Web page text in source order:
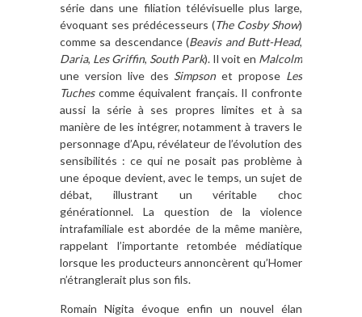
série dans une filiation télévisuelle plus large,
évoquant ses prédécesseurs (The Cosby Show)
comme sa descendance (Beavis and Butt-Head,
Daria, Les Griffin, South Park). Il voit en Malcolm
une version live des Simpsonet propose Les
Tuchescomme équivalent français. Il confronte
aussi la série à ses propres limites et à sa
manière de les intégrer, notamment à travers le
personnage d’Apu, révélateur de l’évolution des
sensibilités : ce qui ne posait pas problème à
une époque devient, avec le temps, un sujet de
débat, illustrant un véritable choc
générationnel. La question de la violence
intrafamiliale est abordée de la même manière,
rappelant l’importante retombée médiatique
lorsque les producteurs annoncèrent qu’Homer
n’étranglerait plus son fils.
Romain Nigita évoque enfin un nouvel élan